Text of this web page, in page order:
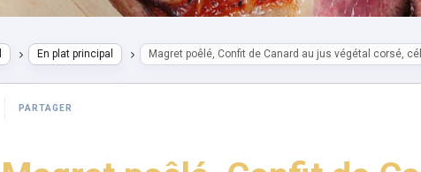
En plat principal Magret poêlé, Confit de Canard au jus végétal corsé,
PARTAGER